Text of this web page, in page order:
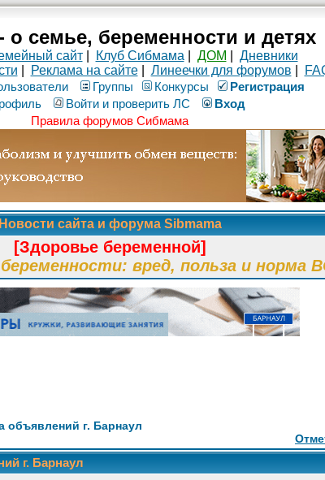
семье, беременности и детях
сайт| Клуб Сибмама ДОМ
Дневники
Реклама на сайте| Линеечки для форумов
Группы Конкурсы
Рeгиcтpaция
Войти и проверить ЛС
Вход
Правила форумов Сибмама
Новости сайта и форума Sibmama
[Здоровье беременной]
вред, польза и норма
объявлений г. Барнаул
г. Барнаул